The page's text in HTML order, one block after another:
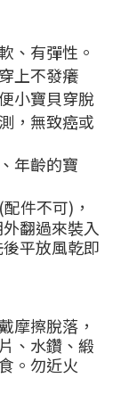
、有彈性。
上不發癢
小寶貝穿脫
，無致癌或
年齡的寶
(配件不可) ，
翻過來裝入
平放風乾即
摩擦脫落，
、水鑽、緞
。勿近火